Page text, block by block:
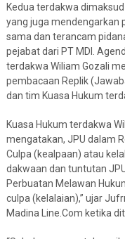
Kedua terdakwa dimaksud
yang juga mendengarkan
sama dan terancam
pejabat dari PT MDI.
terdakwa Wiliam Gozali
pembacaan Replik
dan tim Kuasa Hukum
Kuasa Hukum terdakwa
mengatakan, JPU dalam
Culpa (kealpaan) atau
dakwaan dan tuntutan
Perbuatan Melawan
culpa (kelalaian),” ujar
Madina Line.Com ketika